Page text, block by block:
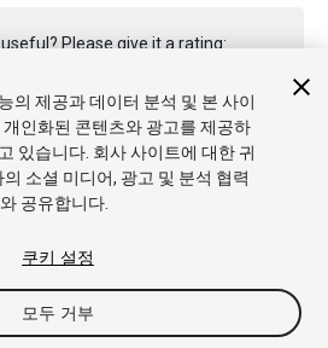
Please give it a rating:
page
Publication 2019.3
의 제공과 데이터 분석 및 본 사이
인화된 콘텐츠와 광고를 제공하
있습니다. 회사 사이트에 대한 귀
소셜 미디어, 광고 및 분석 협력
공유합니다.
쿠키 설정
모두 거부